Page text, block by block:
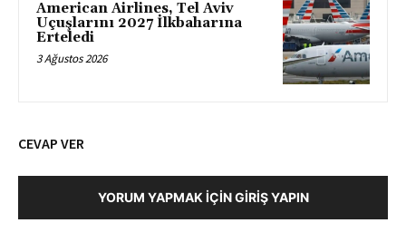
American Airlines, Tel Aviv
Uçuşlarını 2027 İlkbaharına
Erteledi
3 Ağustos 2026
CEVAP VER
YORUM YAPMAK İÇIN GIRIŞ YAPIN